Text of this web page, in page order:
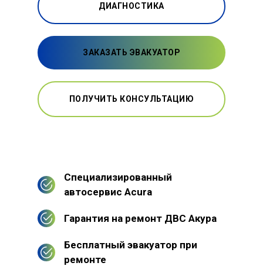
ДИАГНОСТИКА
ЗАКАЗАТЬ ЭВАКУАТОР
ПОЛУЧИТЬ КОНСУЛЬТАЦИЮ
Специализированный
автосервис Acura
Гарантия на ремонт ДВС Акура
Бесплатный эвакуатор при
ремонте